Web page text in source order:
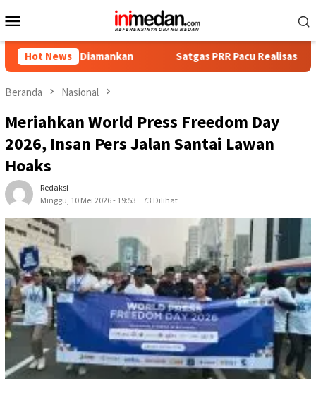
ke
Mobile
Hot News
Diamankan Satgas PRR Pacu Realisasi Tambahan
Beranda Nasional
Meriahkan World Press Freedom Day
2026, Insan Pers Jalan Santai Lawan
Hoaks
Redaksi
Minggu, 10 Mei 2026 - 19:53
73 Dilihat